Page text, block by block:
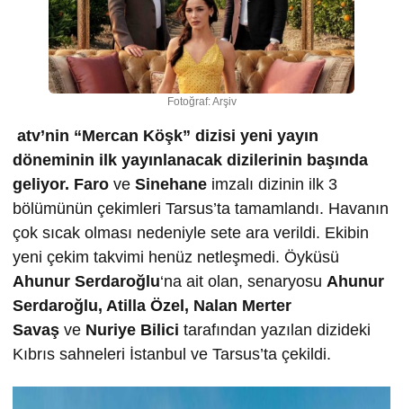
Fotoğraf: Arşiv
atv’nin “Mercan Köşk” dizisi yeni yayın
döneminin ilk yayınlanacak dizilerinin başında
geliyor. Faro ve Sinehane imzalı dizinin ilk 3
bölümünün çekimleri Tarsus’ta tamamlandı. Havanın
çok sıcak olması nedeniyle sete ara verildi. Ekibin
yeni çekim takvimi henüz netleşmedi. Öyküsü
Ahunur Serdaroğ lu‘na ait olan, senaryosu Ahunur
Serdaroğ lu, Atilla Özel, Nalan Merter
Savaş ve Nuriye Bilici tarafından yazılan dizideki
Kıbrıs sahneleri İstanbul ve Tarsus’ta çekildi.